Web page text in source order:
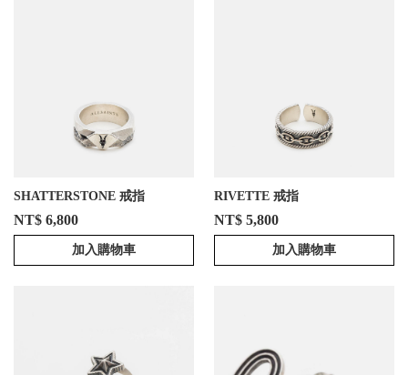
SHATTERSTONE 戒指
NT$ 6,800
加入購物車
RIVETTE 戒指
NT$ 5,800
加入購物車